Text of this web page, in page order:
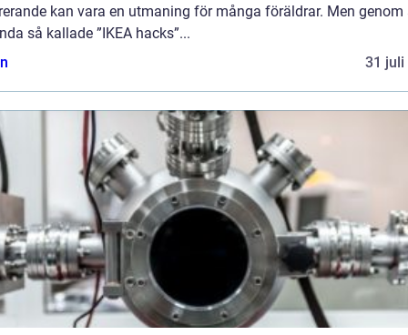
kan vara en utmaning för många föräldrar. Men genom
så kallade ”IKEA hacks”...
31 juli